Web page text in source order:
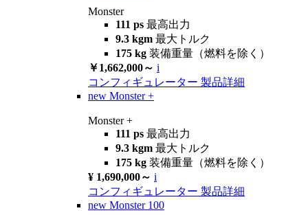
Monster
111 ps 最高出力
9.3 kgm 最大トルク
175 kg 装備重量（燃料を除く）
￥1,662,000～ i
コンフィギュレーター 製品詳細
new Monster +
Monster +
111 ps 最高出力
9.3 kgm 最大トルク
175 kg 装備重量（燃料を除く）
¥ 1,690,000～ i
コンフィギュレーター 製品詳細
new Monster 100